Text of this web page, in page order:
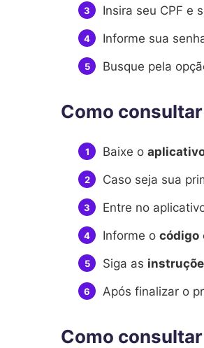
Insira seu CPF e
Informe sua
Busque pela
Como
Baixe o
Caso seja sua
Entre no
Informe o código
Siga as
Após finalizar o
Como